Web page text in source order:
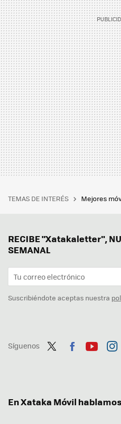
TEMAS DE INTERÉS Mejores
RECIBE "Xatakaletter",
SEMANAL
Suscribiéndote aceptas nuestra
Síguenos
En Xataka Móvil